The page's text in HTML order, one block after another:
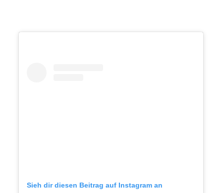
Sieh dir diesen Beitrag auf Instagram an